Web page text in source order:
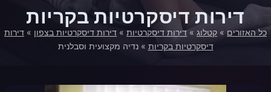
דירות דיסקרטיות בקריות
כל האזורים » קטלוג »דירות דיסקרטיות » דירות דיסקרטיות בצפון » דירות
דיסקרטיות בקריות »נדיה מקצועית וסבלנית